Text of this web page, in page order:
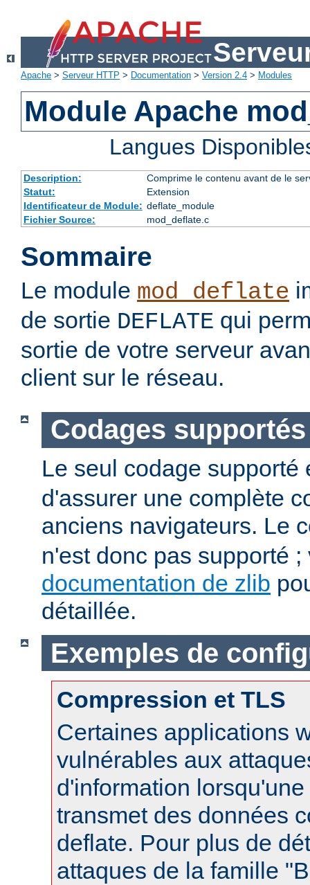
Apache > Serveur HTTP > Documentation > Version 2.4 > Modules
Module Apache
Langues
Description:
Comprime le contenu avant de le
Statut:
Extension
Identificateur de Module: deflate_module
Fichier Source:
mod_deflate.c
Sommaire
Le module mod_deflate
de sortie DEFLATE qui
sortie de votre serveur
client sur le réseau.
Codages supportés
Le seul codage supporté
d'assurer une complète
anciens navigateurs. Le
n'est donc pas supporté
documentation de zlib
détaillée.
Exemples de
Compression et TLS
Certaines applications
vulnérables aux
d'information
transmet des données
deflate. Pour plus de
attaques de la famille